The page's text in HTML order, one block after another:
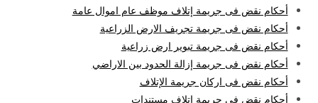
أحكام نقض فى جريمة إتلاف موظف عام اموال عامة
أحكام نقض فى جريمة تجريف الارض الزراعية
أحكام نقض فى جريمة تبوير ارض زراعية
أحكام نقض فى جريمة إزالة الحدود بين الاراضي
أحكام نقض فى اركان جريمة الإتلاف
أحكام نقض فى جريمة إتلاف مستندات